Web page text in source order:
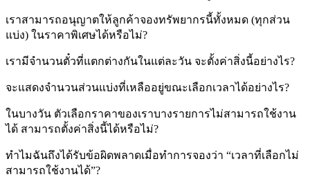
เราสามารถอนุญาตให้ลูกค้าจองทรัพยากรนี้ทั้งหมด (ทุกส่วน
แบ่ง) ในราคาพิเศษได้หรือไม่?
เรามีจำนวนตั๋วที่แตกต่างกันในแต่ละวัน จะตั้งค่าสิ่งนี้อย่างไร?
จะแสดงจำนวนส่วนแบ่งที่เหลืออยู่ขณะเลือกเวลาได้อย่างไร?
ในบางวัน ตัวเลือกราคาของเราบางรายการไม่สามารถใช้งาน
ได้ สามารถตั้งค่าสิ่งนี้ได้หรือไม่?
ทำไมฉันถึงได้รับข้อผิดพลาดเมื่อทำการจองว่า “เวลาที่เลือกไม่
สามารถใช้งานได้”?